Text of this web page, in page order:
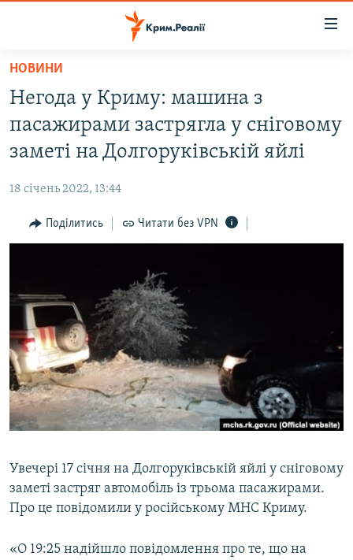
Перейти
основного
матеріалу
до
основної
Перейти
до
ВОДА.КРИМ
ВІДЕО ТА ФОТО
БЛОГИ
ПОГЛЯД
СПЕЦПРОЕКТИ
ДЕПОРТАЦІЯ
ВІДЕОУРОКИ «ELIFBE»
СВІДЧЕННЯ ОКУПАЦІЇ
УКРАЇНСЬКА ПРОБЛЕМА КРИМУ
ЯК ОБІЙТИ БЛОКУВАННЯ
Русский
Qırımtatar
НОВИНИ
Негода у Криму: машина з
пасажирами застрягла у сніговому
заметі на Долгоруківській яйлі
18 січень 2022, 13:44
Поділитись Читати без VPN
Увечері 17 січня на Долгоруківській яйлі у сніговому
заметі застряг автомобіль із трьома пасажирами.
Про це повідомили у російському МНС Криму.
«О 19:25 надійшло повідомлення про те, що на